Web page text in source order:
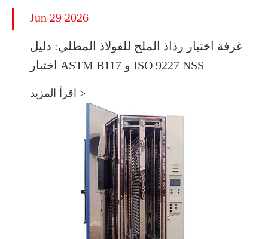
Jun 29 2026
غرفة اختبار رذاذ الملح للفولاذ المطلي: دليل
اختبار ASTM B117 و ISO 9227 NSS
اقرأ المزيد >